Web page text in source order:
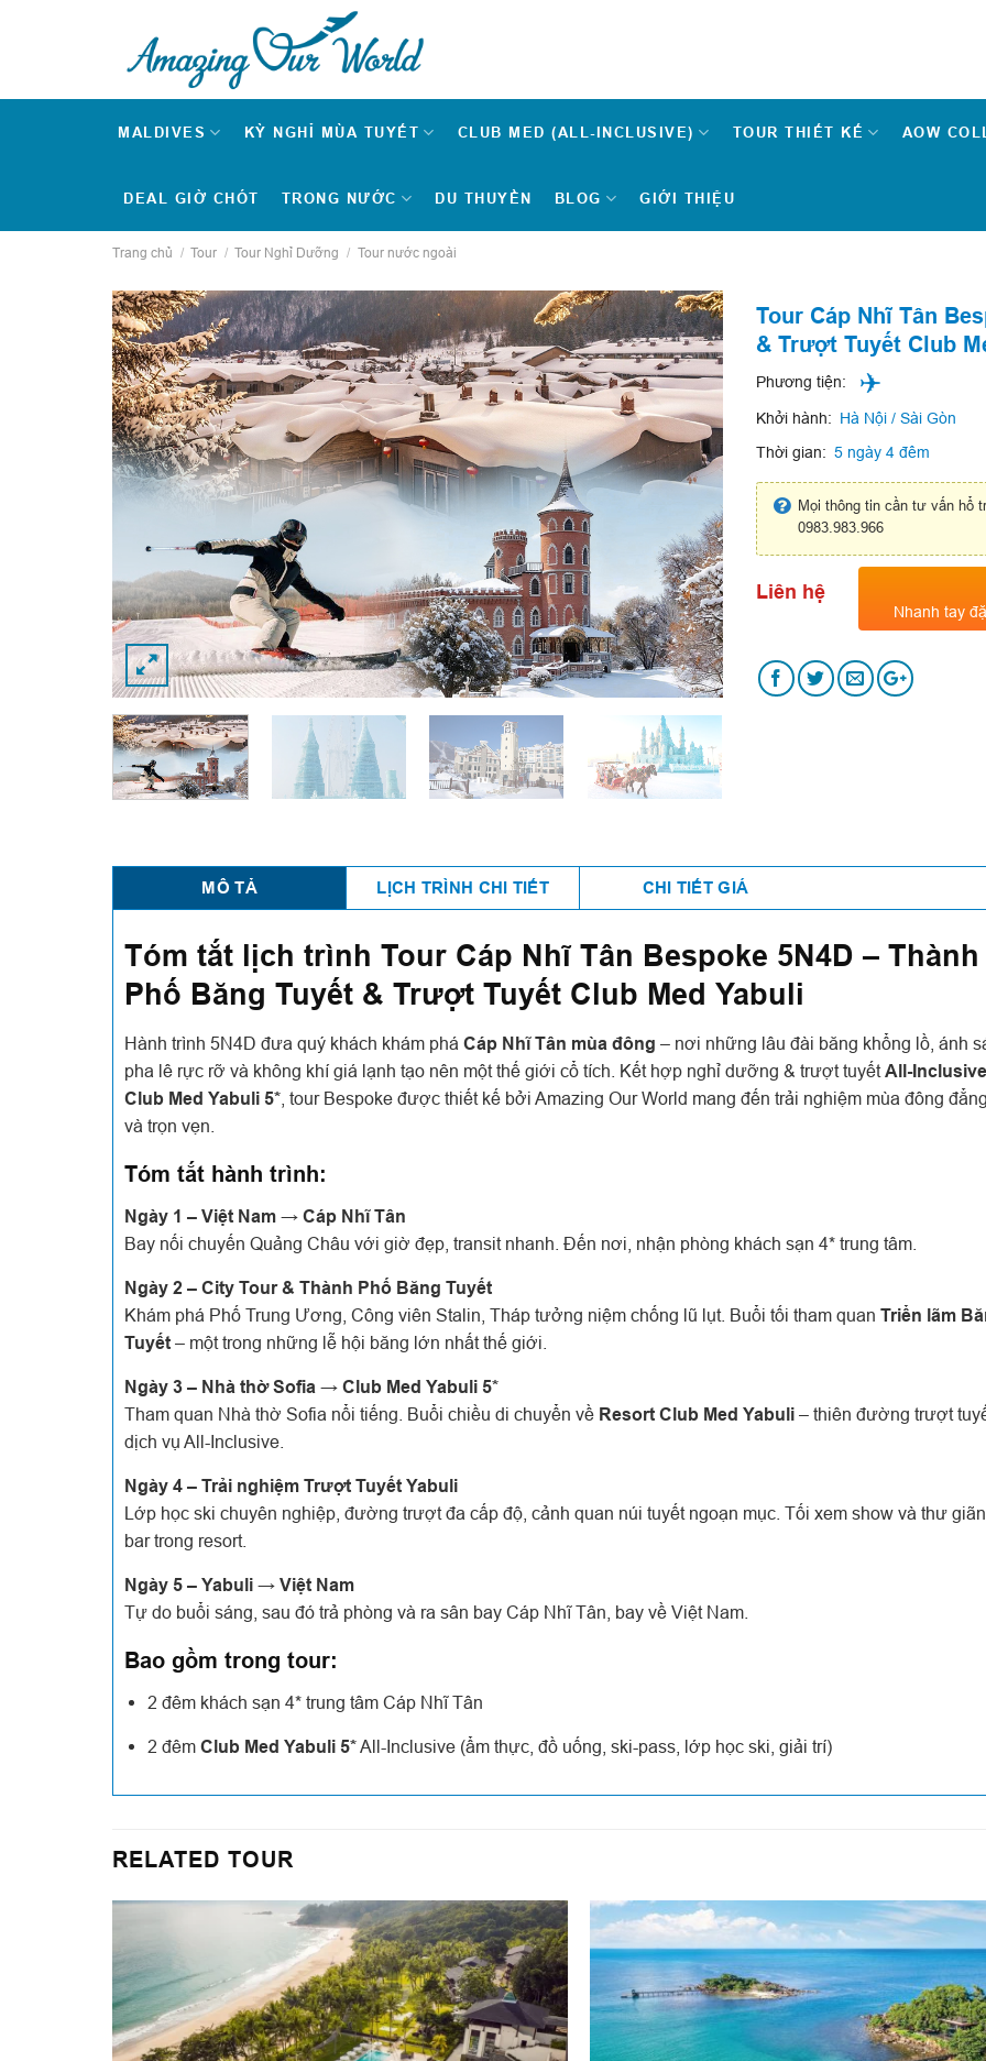
MALDIVES KỲ NGHỈ MÙA TUYẾT CLUB MED (ALL-INCLUSIVE) TOUR THIẾT KẾ AOW
DEAL GIỜ CHÓT TRONG NƯỚC DU THUYỀN BLOG GIỚI THIỆU
Trang chủ / Tour / Tour Nghỉ Dưỡng / Tour nước ngoài
Tour Cáp Nhĩ Tân
& Trượt Tuyết Club
Phương tiện:
Khởi hành: Hà Nội / Sài Gòn
Thời gian: 5 ngày 4 đêm
Mọi thông tin cần tư vấn hổ
0983.983.966
Liên hệ
Nhanh tay
MÔ TẢ LỊCH TRÌNH CHI TIẾT CHI TIẾT GIÁ
Tóm tắt lịch trình Tour Cáp Nhĩ Tân Bespoke 5N4D – Thành
Phố Băng Tuyết & Trượt Tuyết Club Med Yabuli
Hành trình 5N4D đưa quý khách khám phá Cáp Nhĩ Tân mùa đông – nơi những lâu đài băng khổng lồ, ánh
pha lê rực rỡ và không khí giá lạnh tạo nên một thế giới cổ tích. Kết hợp nghỉ dưỡng & trượt tuyếtAll-
Club Med Yabuli 5* , tour Bespoke được thiết kế bởi Amazing Our World mang đến trải nghiệm mùa đông
và trọn vẹn.
Tóm tắt hành trình:
Ngày 1 – Việt Nam → Cáp Nhĩ Tân
Bay nối chuyến Quảng Châu với giờ đẹp, transit nhanh. Đến nơi, nhận phòng khách sạn 4* trung tâm.
Ngày 2 – City Tour & Thành Phố Băng Tuyết
Khám phá Phố Trung Ương, Công viên Stalin, Tháp tưởng niệm chống lũ lụt. Buổi tối tham quan Triển lãm
Tuyết – một trong những lễ hội băng lớn nhất thế giới.
Ngày 3 – Nhà thờ Sofia → Club Med Yabuli 5*
Tham quan Nhà thờ Sofia nổi tiếng. Buổi chiều di chuyển về Resort Club Med Yabuli – thiên đường trượt
dịch vụ All-Inclusive.
Ngày 4 – Trải nghiệm Trượt Tuyết Yabuli
Lớp học ski chuyên nghiệp, đường trượt đa cấp độ, cảnh quan núi tuyết ngoạn mục. Tối xem show và thư
bar trong resort.
Ngày 5 – Yabuli → Việt Nam
Tự do buổi sáng, sau đó trả phòng và ra sân bay Cáp Nhĩ Tân, bay về Việt Nam.
Bao gồm trong tour:
2 đêm khách sạn 4* trung tâm Cáp Nhĩ Tân
2 đêm Club Med Yabuli 5*All-Inclusive (ẩm thực, đồ uống, ski-pass, lớp học ski, giải trí)
RELATED TOUR